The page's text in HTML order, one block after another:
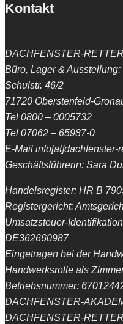
Kontakt
DACHFENSTER-
Büro, Lager & Ausstellung:
Schulstr. 46/2
71720 Oberstenfeld-
Tel 0800 – 0005732
Tel 07062 – 65987-0
E-Mail info[at]dachfenster-
Geschäftsführerin: Sara
Handelsregister: HR B
Registergericht:
Umsatzsteuer-
DE362660987
Eingetragen bei der
Handwerksrolle als
Betriebsnummer:
DACHFENSTER-
DACHFENSTER-